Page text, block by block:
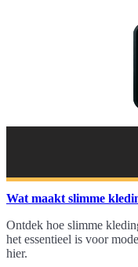
Wat maakt slimme
Ontdek hoe slimme
het essentieel is voor
hier.